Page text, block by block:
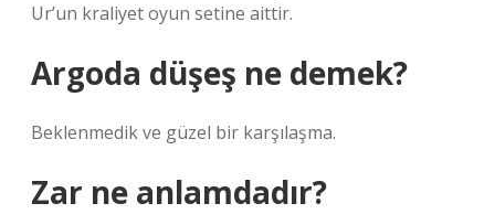
Ur’un kraliyet oyun setine aittir.
Argoda düşeş ne demek?
Beklenmedik ve güzel bir karşılaşma.
Zar ne anlamdadır?